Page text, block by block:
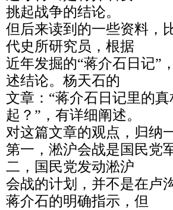
挑起战争的结论。
但后来读到的一些资料，
代史所研究员，根据
近年发掘的“蒋介石日记”
述结论。杨天石的
文章：“蒋介石日记里的
起？”，有详细阐述。
对这篇文章的观点，归纳
第一，淞沪会战是国民党
二，国民党发动淞沪
会战的计划，并不是在卢
蒋介石的明确指示，但